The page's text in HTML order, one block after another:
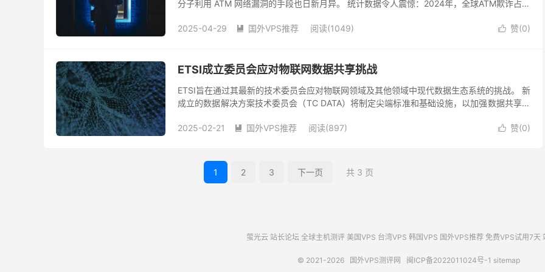
分子利用 ATM 网络漏洞的手段也日新月异。 统计数据令人震惊：2024年，全球ATM欺诈占所
 赞(0)
2025-04-29  国外VPS推荐 阅读(1049)
ETSI成立委员会应对物联网数据共享挑战
ETSI旨在通过其最新的技术委员会应对物联网领域及其他领域中现代数据生态系统的挑战。 新
成立的数据解决方案技术委员会（TC DATA）将制定尖端标准和基础设施，以加强数据共享实
 赞(0)
2025-02-21  国外VPS推荐 阅读(897)
1 2 3 下一页 共 3 页
萤光云 站长论坛 全球主机测评 美国VPS 台湾VPS 韩国VPS 国外VPS推荐 免费VPS试用7天
© 2021-2026 国外VPS测评网 闽ICP备2022011024号-1 sitemap